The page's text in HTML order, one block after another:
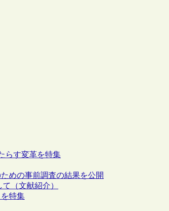
らす変革を特集
めの事前調査の結果を公開
（文献紹介）
特集